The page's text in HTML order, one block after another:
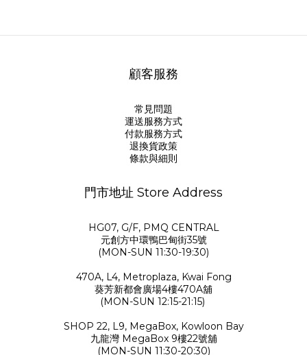
顧客服務
常見問題
運送服務方式
付款服務方式
退換貨政策
條款與細則
門市地址 Store Address
HG07, G/F, PMQ CENTRAL
元創方中環鴨巴甸街35號
(MON-SUN 11:30-19:30)
470A, L4, Metroplaza, Kwai Fong
葵芳新都會廣場4樓470A舖
(MON-SUN 12:15-21:15)
SHOP 22, L9, MegaBox, Kowloon Bay
九龍灣 MegaBox 9樓22號舖
(MON-SUN 11:30-20:30)